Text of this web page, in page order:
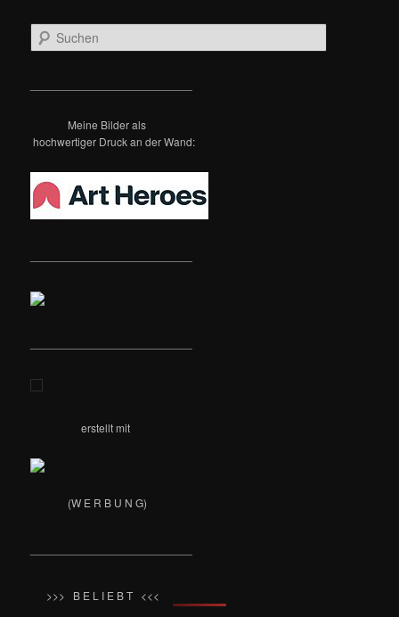
u
Meine Bilder als
hochwertiger Druck an der Wand:
erstellt mit
(W E R B U N G)
>>> B E L I E B T <<<